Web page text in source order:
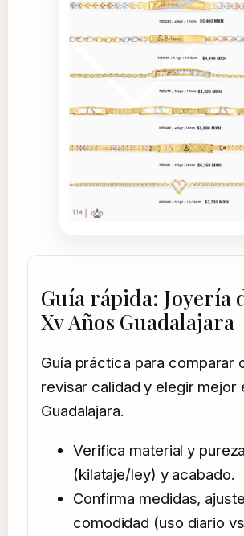
Guía rápida: Joyería
Xv Años Guadalajara
Guía práctica para comparar
revisar calidad y elegir mejor
Guadalajara.
Verifica material y pureza
(kilataje/ley) y acabado.
Confirma medidas,
comodidad (uso diario vs